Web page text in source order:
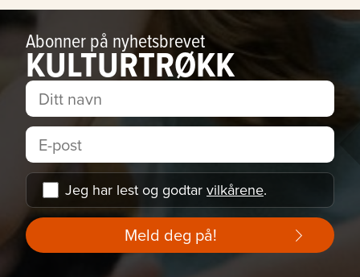
Abonner på nyhetsbrevet
KULTURTRØKK
Jeg har lest og godtar vilkårene.
Meld deg på!